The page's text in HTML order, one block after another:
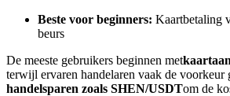
Geniet van winstdeling en copy trading
Beste voor beginners: Kaartbetaling
beurs
De meeste gebruikers beginnen met
terwijl ervaren handelaren vaak de voorkeur
handelsparen zoals SHEN/USDTom de